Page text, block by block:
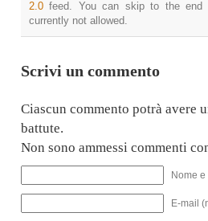
2.0 feed. You can skip to the end
currently not allowed.
Scrivi un commento
Ciascun commento potrà avere
battute.
Non sono ammessi commenti
Nome
E-mail